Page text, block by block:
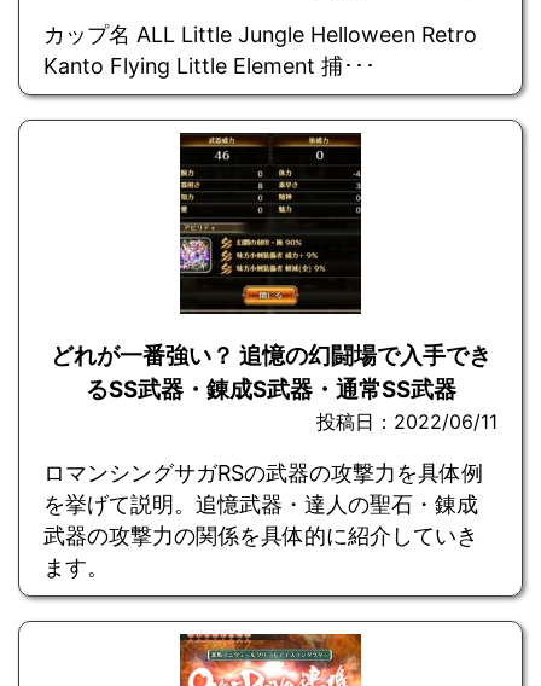
カップ名 ALL Little Jungle Helloween Retro
Kanto Flying Little Element 捕･･･
どれが一番強い？ 追憶の幻闘場で入手でき
るSS武器・錬成S武器・通常SS武器
投稿日：2022/06/11
ロマンシングサガRSの武器の攻撃力を具体例
を挙げて説明。追憶武器・達人の聖石・錬成
武器の攻撃力の関係を具体的に紹介していき
ます。